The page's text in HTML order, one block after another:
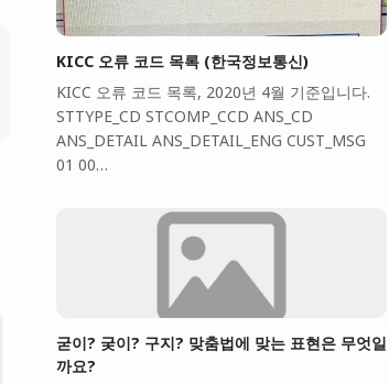
KICC 오류 코드 목록 (한국정보통신)
KICC 오류 코드 목록, 2020년 4월 기준입니다.
STTYPE_CD STCOMP_CCD ANS_CD
ANS_DETAIL ANS_DETAIL_ENG CUST_MSG
01 00…
굳이? 궂이? 구지? 맞춤법에 맞는 표현은 무엇일
까요?